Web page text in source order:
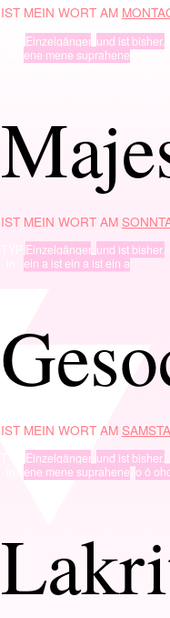
IST MEIN WORT AM
Einzelgänger, und ist bisher.
ene mene suprahene
IST MEIN WORT AM
Einzelgänger, und ist bisher.
ein a ist ein a ist ein a
IST MEIN WORT AM
Einzelgänger, und ist bisher.
ene mene suprahene o ö